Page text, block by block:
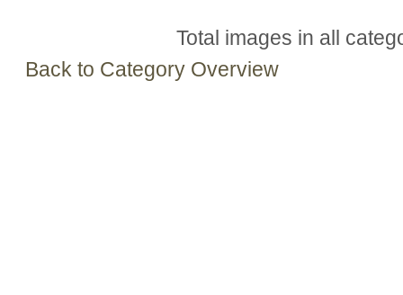
Total images in all
Back to Category Overview